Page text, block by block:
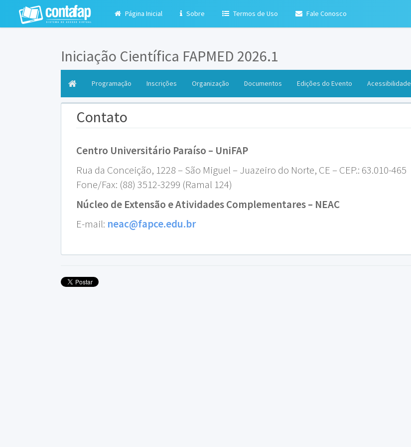
Página Inicial Sobre Termos de Uso Fale Conosco
Iniciação Científica FAPMED 2026.1
Programação (current)Inscrições Organização Documentos Edições do Evento Acessibilidade
Contato
Centro Universitário Paraíso – UniFAP
Rua da Conceição, 1228 – São Miguel – Juazeiro do Norte, CE – CEP.: 63.010-465
Fone/Fax: (88) 3512-3299 (Ramal 124)
Núcleo de Extensão e Atividades Complementares – NEAC
E-mail: neac@fapce.edu.br